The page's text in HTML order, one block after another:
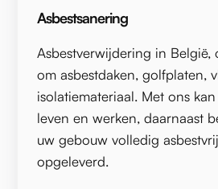
Asbestsanering
Asbestverwijdering in België,
om asbestdaken, golfplaten,
isolatiemateriaal. Met ons
leven en werken, daarnaast
uw gebouw volledig
opgeleverd.